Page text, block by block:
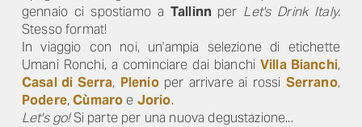
gennaio ci spostiamo a Tallinn per Let's Drink Italy.
Stesso format!
In viaggio con noi, un'ampia selezione di etichette
Umani Ronchi, a cominciare dai bianchi Villa Bianchi,
Casal di Serra, Plenioper arrivare ai rossi Serrano,
Podere,Cùmaroe Jorio.
Let's go!Si parte per una nuova degustazione...